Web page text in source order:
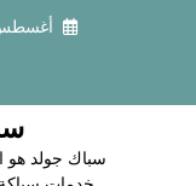
أغسطس 8,
سباك جولد هو